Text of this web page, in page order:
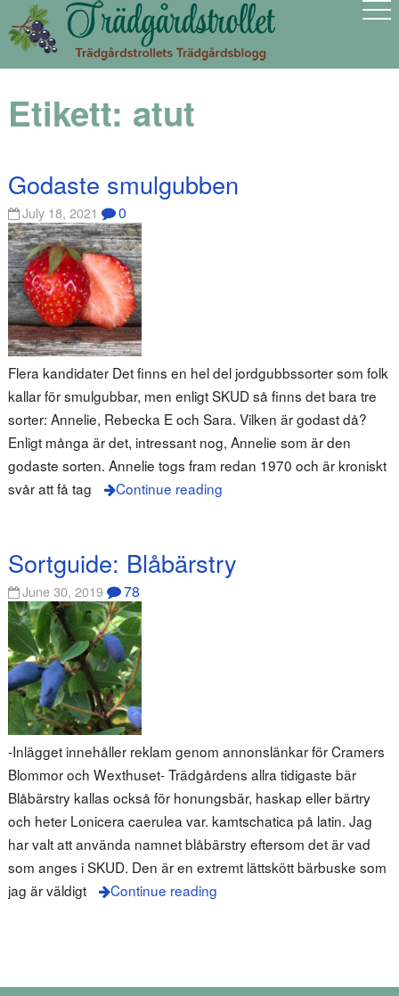
Etikett: atut
Godaste smulgubben
July 18, 2021 0
Flera kandidater Det finns en hel del jordgubbssorter som folk
kallar för smulgubbar, men enligt SKUD så finns det bara tre
sorter: Annelie, Rebecka E och Sara. Vilken är godast då?
Enligt många är det, intressant nog, Annelie som är den
godaste sorten. Annelie togs fram redan 1970 och är kroniskt
svår att få tag
Continue reading
Sortguide: Blåbärstry
June 30, 2019 78
-Inlägget innehåller reklam genom annonslänkar för Cramers
Blommor och Wexthuset- Trädgårdens allra tidigaste bär
Blåbärstry kallas också för honungsbär, haskap eller bärtry
och heter Lonicera caerulea var. kamtschatica på latin. Jag
har valt att använda namnet blåbärstry eftersom det är vad
som anges i SKUD. Den är en extremt lättskött bärbuske som
jag är väldigt
Continue reading